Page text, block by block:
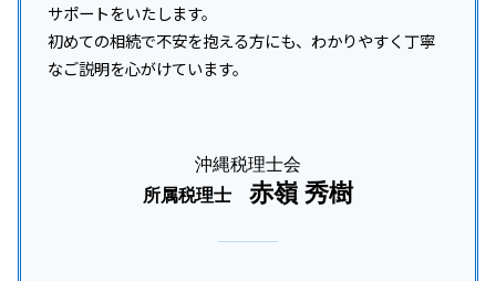
サポートをいたします。
初めての相続で不安を抱える方にも、わかりやすく丁寧
なご説明を心がけています。
沖縄税理士会
所属税理士
赤嶺 秀樹